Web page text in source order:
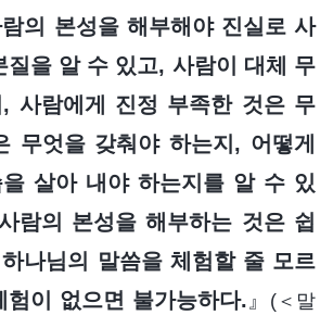
의 본성을 해부해야 진실로 사
질을 알 수 있고, 사람이 대체 무
사람에게 진정 부족한 것은 무
무엇을 갖춰야 하는지, 어떻게
살아 내야 하는지를 알 수 있
람의 본성을 해부하는 것은 쉽
나님의 말씀을 체험할 줄 모르
험이 없으면 불가능하다. 』 (＜말